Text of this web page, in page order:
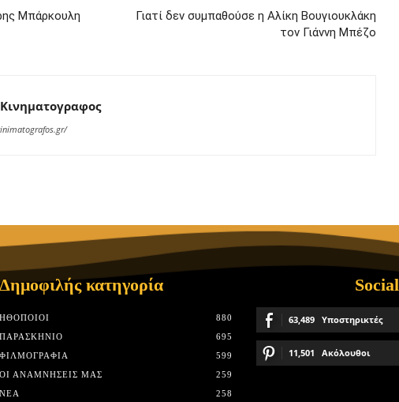
Μπάρκουλη
Γιατί δεν συμπαθούσε η Αλίκη Βουγιουκλάκη
τον Γιάννη Μπέζο
κατηγορία
HΘΟΠΟΙΟΊ
880
ΠΑΡΑΣΚΉΝΙΟ
695
ΦΙΛΜΟΓΡΑΦΊΑ
599
ΟΙ ΑΝΑΜΝΉΣΕΙΣ ΜΑΣ
259
ΝΈΑ
258
Social
63,489 Υποστηρικτές
11,501 Ακόλουθοι